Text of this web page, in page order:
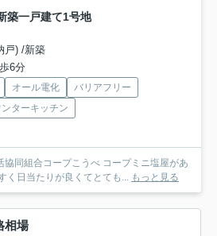
築一戸建て1号地
戸) /新築
6分
オール電化
バリアフリー
ンターキッチン
同組合コープこうべ コープミニ塩屋があ
く日当たりが良くてとても...
もっと見る
相場